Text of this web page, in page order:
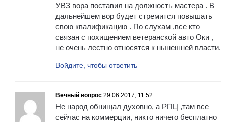
УВЗ вора поставил на должность мастера . В
дальнейшем вор будет стремится повышать
свою квалификацию . По слухам ,все кто
связан с похищением ветеранской авто Оки ,
не очень лестно относятся к нынешней власти.
Войдите, чтобы ответить
Вечный вопрос 29.06.2017, 11:52
Не народ обнищал духовно, а РПЦ ,там все
сейчас на коммерции, никто ничего бесплатно